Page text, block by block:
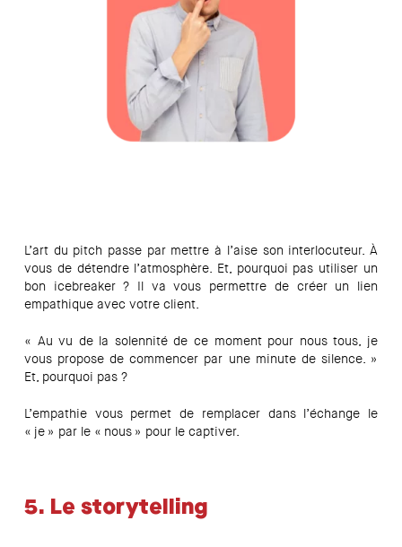
L’art du pitch passe par mettre à l’aise son interlocuteur. À
vous de détendre l’atmosphère. Et, pourquoi pas utiliser un
bon icebreaker ? Il va vous permettre de créer un lien
empathique avec votre client.
« Au vu de la solennité de ce moment pour nous tous, je
vous propose de commencer par une minute de silence. »
Et, pourquoi pas ?
L’empathie vous permet de remplacer dans l’échange le
« je » par le « nous » pour le captiver.
5. Le storytelling